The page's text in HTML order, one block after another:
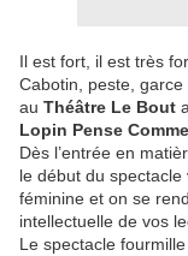
Il est fort, il est très
Cabotin, peste, garce
au Théâtre Le Bout
Lopin Pense
Dès l’entrée en
le début du spectacle
féminine et on se
intellectuelle de vos
Le spectacle